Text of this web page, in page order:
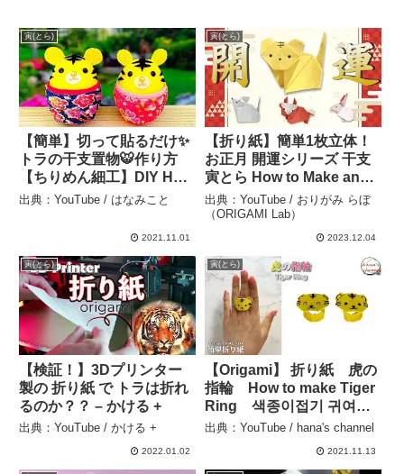
寅(とら)
【簡単】切って貼るだけ✨
トラの干支置物🐯作り方
【ちりめん細工】DIY How
to make an animal [tiger]
zodiac. – はなみこと
出典：YouTube / はなみこと
2021.11.01
寅(とら)
【折り紙】簡単1枚立体！
お正月 開運シリーズ 干支
寅とら How to Make an
Origaml Tiger ※With
English Commentary – お
りがみ らぼ（ORIGAMI
出典：YouTube / おりがみ らぼ
（ORIGAMI Lab）
2023.12.04
寅(とら)
【検証！】3Dプリンター
製の 折り紙 で トラは折れ
るのか？？ – かける +
出典：YouTube / かける +
2022.01.02
寅(とら)
【Origami】 折り紙 虎の
指輪 How to make Tiger
Ring 색종이접기 귀여운
호랑이반지 가락지 可爱
folding paper 2022年の
出典：YouTube / hana's channel
2021.11.13